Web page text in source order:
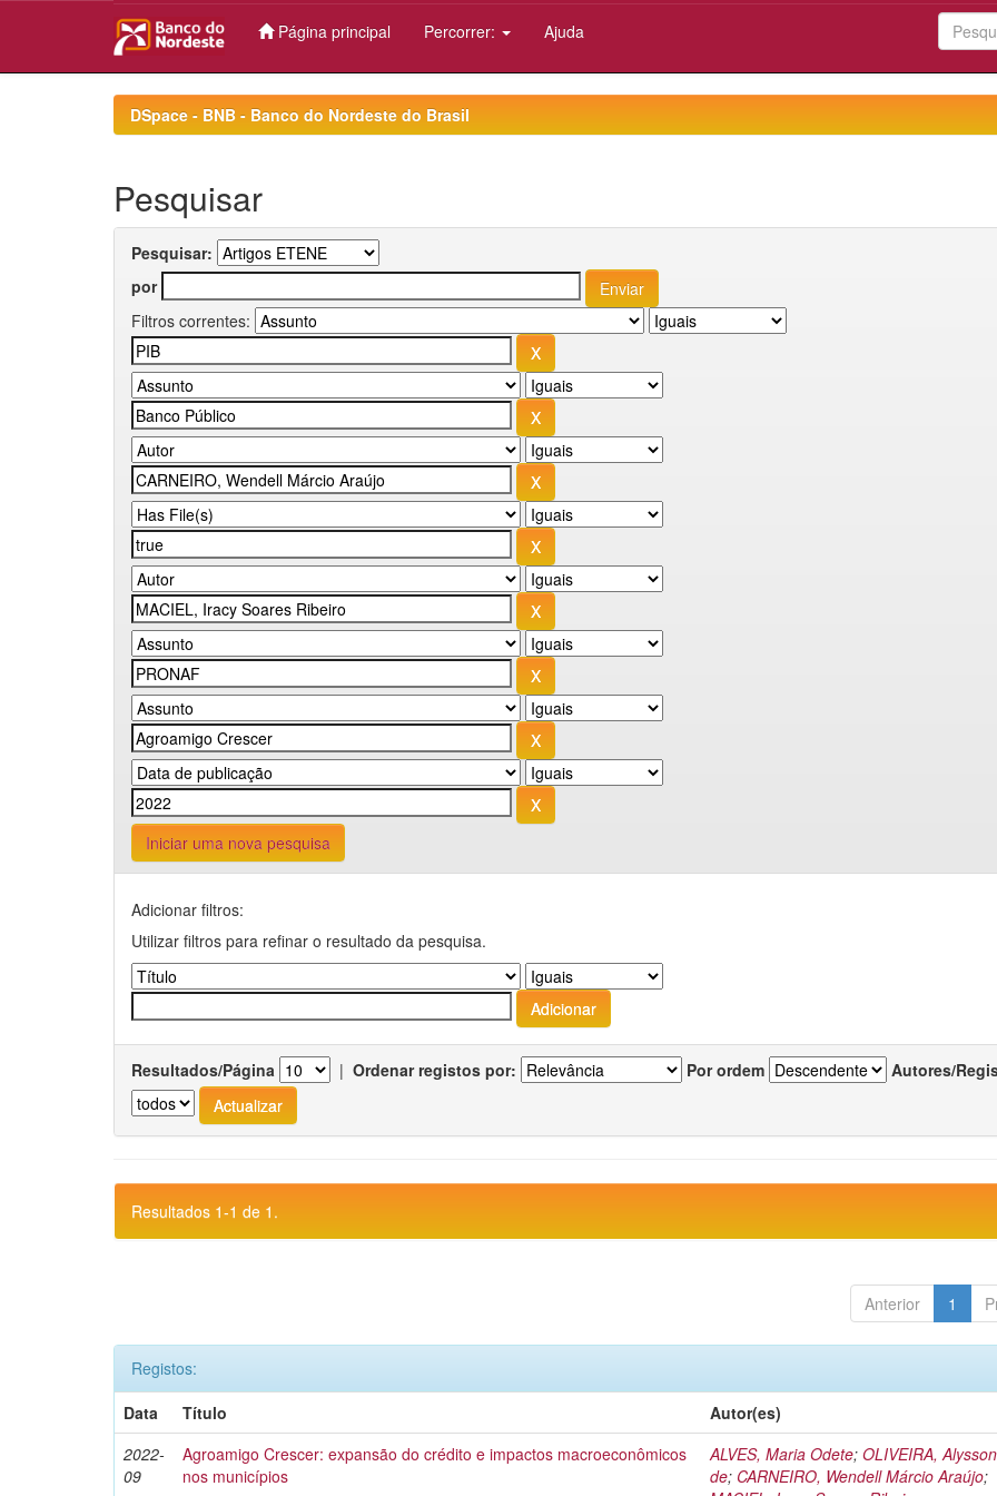
Página principal Percorrer: Ajuda
DSpace - BNB - Banco do Nordeste do Brasil
Pesquisar
Pesquisar:
por
Filtros correntes:
Iniciar uma nova pesquisa
Adicionar filtros:
Utilizar filtros para refinar o resultado da pesquisa.
Resultados/Página | Ordenar registos por: Por ordem Autores/
Resultados 1-1 de 1.
Anterior 1
Registos:
Data
Título
Autor(es)
2022-
09
Agroamigo Crescer: expansão do crédito e impactos macroeconômicos
nos municípios
ALVES, Maria Odete;OLIVEIRA,
de; CARNEIRO, Wendell Márcio Araújo;